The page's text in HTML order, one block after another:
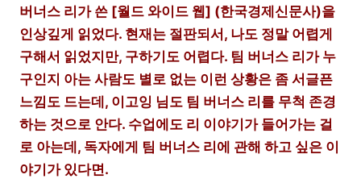
버너스 리가 쓴 [월드 와이드 웹] (한국경제신문사)을
인상깊게 읽었다. 현재는 절판되서, 나도 정말 어렵게
구해서 읽었지만, 구하기도 어렵다. 팀 버너스 리가 누
구인지 아는 사람도 별로 없는 이런 상황은 좀 서글픈
느낌도 드는데, 이고잉 님도 팀 버너스 리를 무척 존경
하는 것으로 안다. 수업에도 리 이야기가 들어가는 걸
로 아는데, 독자에게 팀 버너스 리에 관해 하고 싶은 이
야기가 있다면.